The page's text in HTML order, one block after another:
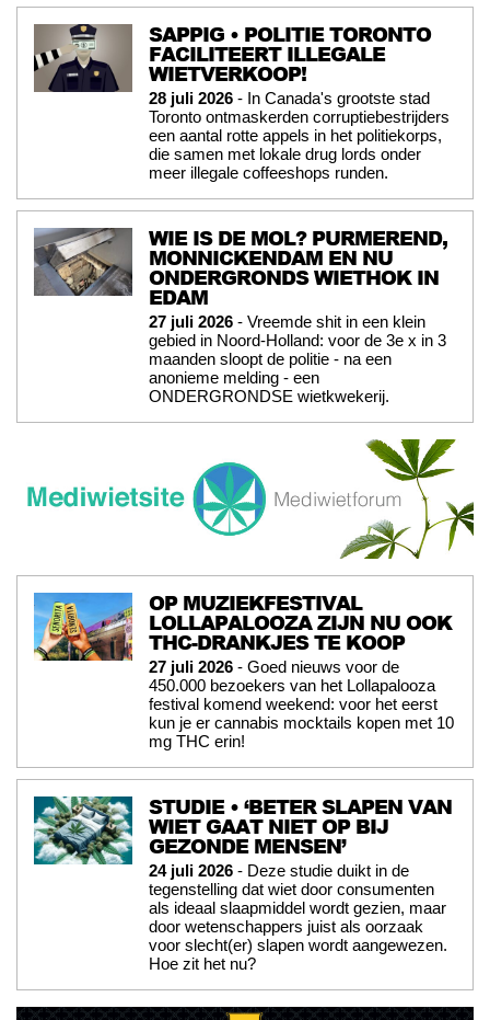
SAPPIG • POLITIE TORONTO
FACILITEERT ILLEGALE
WIETVERKOOP!
28 juli 2026 - In Canada's grootste stad
Toronto ontmaskerden corruptiebestrijders
een aantal rotte appels in het politiekorps,
die samen met lokale drug lords onder
meer illegale coffeeshops runden.
WIE IS DE MOL? PURMEREND,
MONNICKENDAM EN NU
ONDERGRONDS WIETHOK IN
EDAM
27 juli 2026 - Vreemde shit in een klein
gebied in Noord-Holland: voor de 3e x in 3
maanden sloopt de politie - na een
anonieme melding - een
ONDERGRONDSE wietkwekerij.
OP MUZIEKFESTIVAL
LOLLAPALOOZA ZIJN NU OOK
THC-DRANKJES TE KOOP
27 juli 2026 - Goed nieuws voor de
450.000 bezoekers van het Lollapalooza
festival komend weekend: voor het eerst
kun je er cannabis mocktails kopen met 10
mg THC erin!
STUDIE • ‘BETER SLAPEN VAN
WIET GAAT NIET OP BIJ
GEZONDE MENSEN’
24 juli 2026 - Deze studie duikt in de
tegenstelling dat wiet door consumenten
als ideaal slaapmiddel wordt gezien, maar
door wetenschappers juist als oorzaak
voor slecht(er) slapen wordt aangewezen.
Hoe zit het nu?